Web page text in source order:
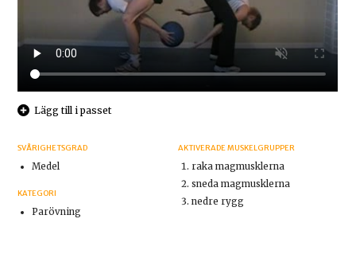
Lägg till i passet
SVÅRIGHETSGRAD
Medel
KATEGORI
Parövning
AKTIVERADE MUSKELGRUPPER
raka magmusklerna
sneda magmusklerna
nedre rygg